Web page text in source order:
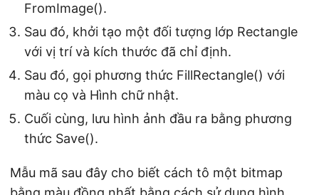
FromImage().
Sau đó, khởi tạo một đối tượng lớp Rectangle
với vị trí và kích thước đã chỉ định.
Sau đó, gọi phương thức FillRectangle() với
màu cọ và Hình chữ nhật.
Cuối cùng, lưu hình ảnh đầu ra bằng phương
thức Save().
Mẫu mã sau đây cho biết cách tô một bitmap